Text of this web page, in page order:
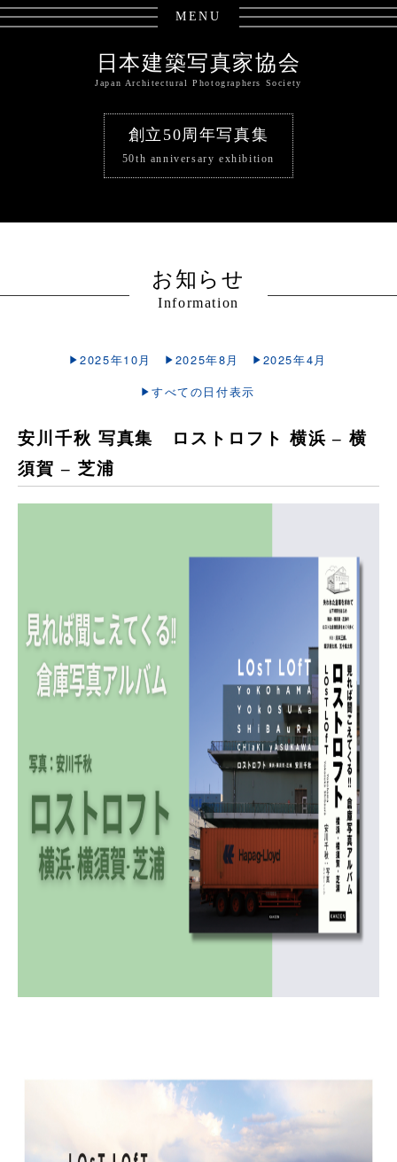
MENU
日本建築写真家協会
Japan Architectural Photographers Society
創立50周年写真集
50th anniversary exhibition
お知らせ
Information
2025年10月 2025年8月
2025年4月
すべての日付表示
安川千秋 写真集 ロストロフト 横浜 – 横
須賀 – 芝浦